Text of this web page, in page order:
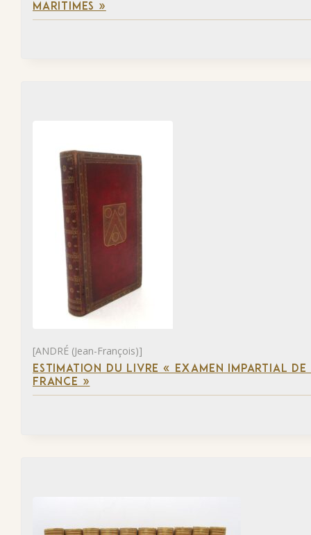
MARITIMES »
[ANDRÉ (Jean-François)]
ESTIMATION DU LIVRE « EXAMEN IMPARTIAL
FRANCE »